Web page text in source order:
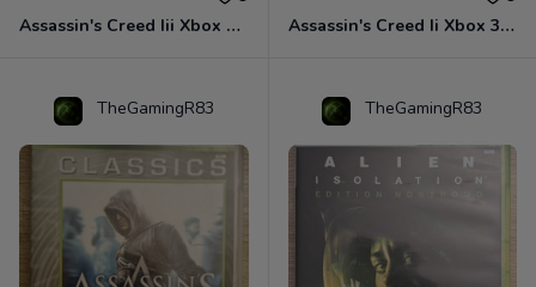
Assassin's Creed Iii Xbox 360 Assassin's Creed Ii Xbox 360
TheGamingR83 TheGamingR83